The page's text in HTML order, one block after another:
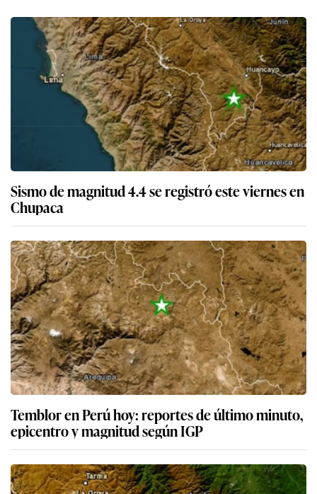
Sismo de magnitud 4.4 se registró este viernes en
Chupaca
Temblor en Perú hoy: reportes de último minuto,
epicentro y magnitud según IGP